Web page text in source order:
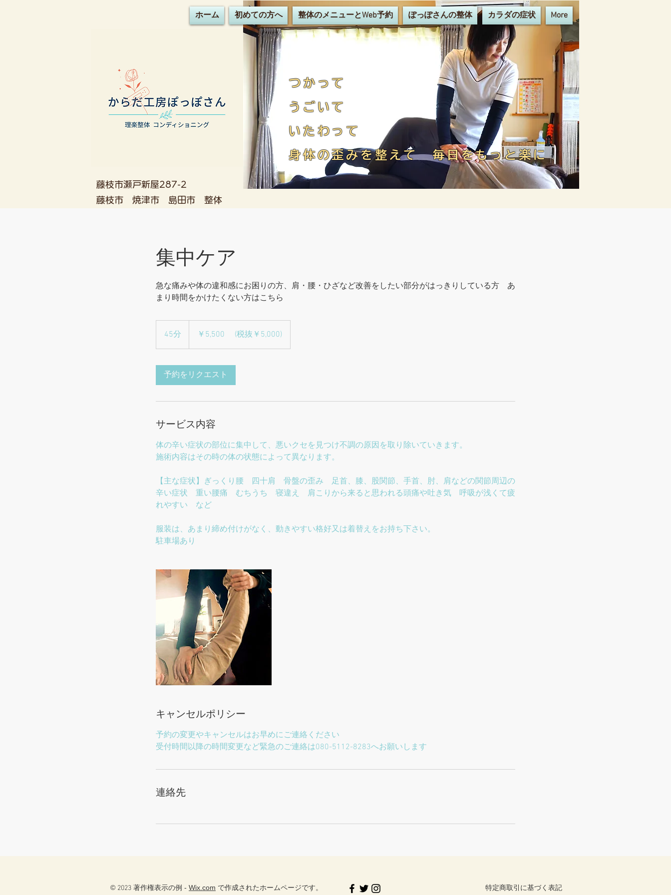
ホーム 初めての方へ 整体のメニューとWeb予約 ぽっぽさんの整体 カラダの症状 More
つかって
うごいて
いたわって
​身体の歪みを整えて 毎日をもっと楽に
藤枝市瀬戸新屋287-2
藤枝市 焼津市 島田市 整体
集中ケア
急な痛みや体の違和感にお困りの方、肩・腰・ひざなど改善をしたい部分がはっきりしている方 あ
まり時間をかけたくない方はこちら
45分
5
￥5,500 (税抜￥5,000)
予約をリクエスト
サービス内容
体の辛い症状の部位に集中して、悪いクセを見つけ不調の原因を取り除いていきます。
施術内容はその時の体の状態によって異なります。
【主な症状】ぎっくり腰 四十肩 骨盤の歪み 足首、膝、股関節、手首、肘、肩などの関節周辺の
辛い症状 重い腰痛 むちうち 寝違え 肩こりから来ると思われる頭痛や吐き気 呼吸が浅くて疲
れやすい など
服装は、あまり締め付けがなく、動きやすい格好又は着替えをお持ち下さい。
駐車場あり
キャンセルポリシー
予約の変更やキャンセルはお早めにご連絡ください
受付時間以降の時間変更など緊急のご連絡は080-5112-8283へお願いします
連絡先
© 2023 著作権表示の例 - Wix.com で作成されたホームページです。 特定商取引に基づく表記